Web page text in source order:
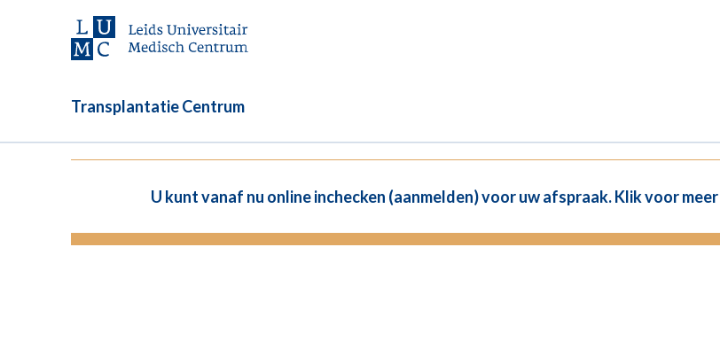
Transplantatie Centrum
U kunt vanaf nu online inchecken (aanmelden) voor uw afspraak. Klik voor